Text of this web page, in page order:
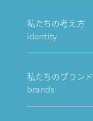
私たちの考え方
identity
私たちのブランド
brands